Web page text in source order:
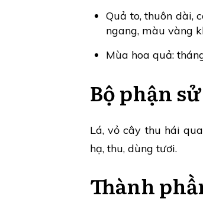
Quả to, thuôn dài,
ngang, màu vàng
Mùa hoa quả:
Bộ phận
Lá, vỏ cây thu hái
hạ, thu, dùng tươi.
Thành